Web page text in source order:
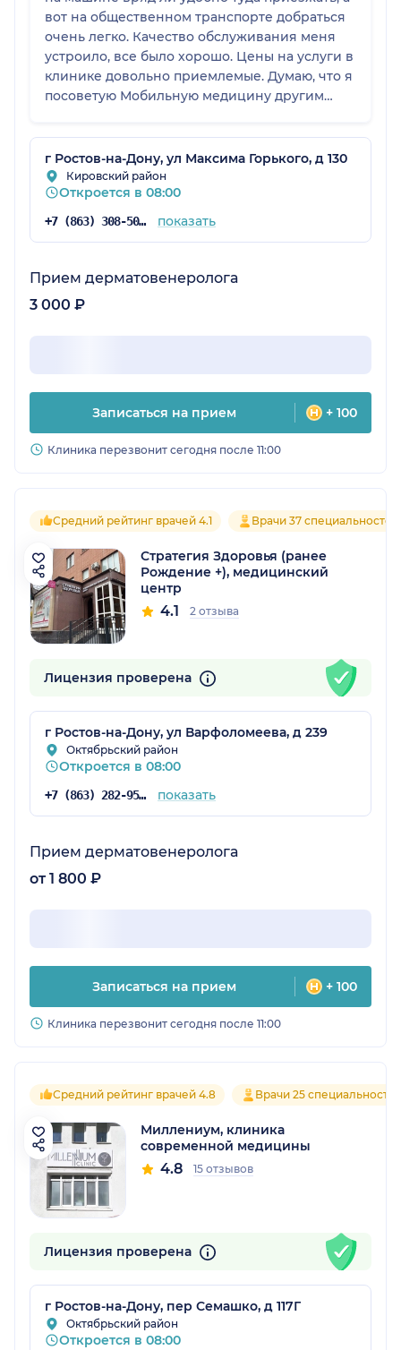
вот на общественном транспорте добраться
очень легко. Качество обслуживания меня
устроило, все было хорошо. Цены на услуги в
клинике довольно приемлемые. Думаю, что я
посоветую Мобильную медицину другим
г Ростов-на-Дону, ул Максима Горького, д 130
Кировский район
Откроется в 08:00
+7 (863) 308-50-39 показать
Прием дерматовенеролога
3 000 ₽
Записаться на прием + 100
Клиника перезвонит сегодня после 11:00
Средний рейтинг врачей 4.1 Врачи 37 специальностей
Стратегия Здоровья (ранее
Рождение +), медицинский
центр
4.1 2 отзыва
Лицензия проверена
г Ростов-на-Дону, ул Варфоломеева, д 239
Октябрьский район
Откроется в 08:00
+7 (863) 282-95-75 показать
Прием дерматовенеролога
от 1 800 ₽
Записаться на прием + 100
Клиника перезвонит сегодня после 11:00
Средний рейтинг врачей 4.8 Врачи 25
Миллениум, клиника
современной медицины
4.8 15 отзывов
Лицензия проверена
г Ростов-на-Дону, пер Семашко, д 117Г
Октябрьский район
Откроется в 08:00